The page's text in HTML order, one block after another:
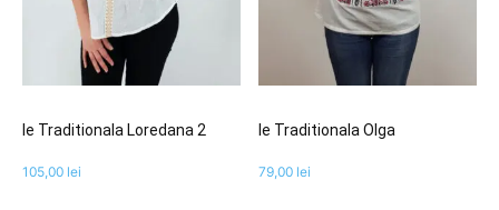
Ie Traditionala Loredana 2
105,00 lei
Ie Traditionala Olga
79,00 lei